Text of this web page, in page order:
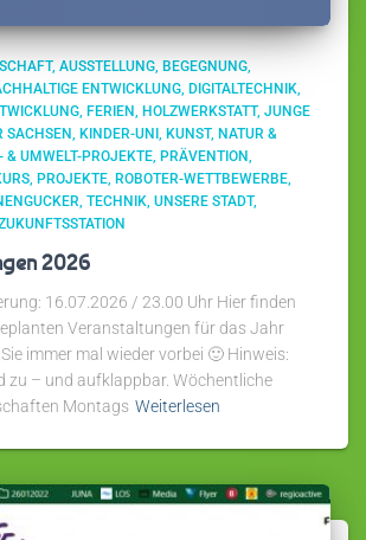
AUSSTELLUNG BEGEGNUNG
ENTWICKLUNG DIGITALTECHNIK
FERIEN HOLZWERKSTATT JUNGE
SACHSEN
KINDER-UNI KUNST NATUR &
& UMWELT-PROJEKTE PRÄVENTION
PROJEKTE ROBOTER-WETTBEWERBE
TECHNIK UNSERE STADT
2026
16.07.2026 / 23.00 Uhr Hier finden
Veranstaltungen für das Jahr
immer mal wieder vorbei 🙂 Hinweis:
zu – und aufklappbar. Wöchentliche
Montags Weiterlesen